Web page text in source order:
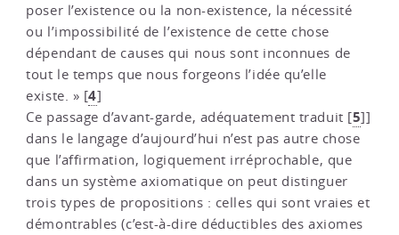
poser l’existence ou la non-existence, la nécessité
ou l’impossibilité de l’existence de cette chose
dépendant de causes qui nous sont inconnues de
tout le temps que nous forgeons l’idée qu’elle
existe. » [4]
Ce passage d’avant-garde, adéquatement traduit [5]]
dans le langage d’aujourd’hui n’est pas autre chose
que l’affirmation, logiquement irréprochable, que
dans un système axiomatique on peut distinguer
trois types de propositions : celles qui sont vraies et
démontrables (c’est-à-dire déductibles des axiomes